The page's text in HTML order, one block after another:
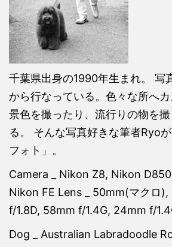
千葉県出身の1990年生まれ。 写
から行なっている。色々な所へ
景色を撮ったり、流行りの物を
る。 そんな写真好きな筆者Ryo
フォト」。
Camera _ Nikon Z8, Nikon
Nikon FE Lens _ 50mm(マクロ
f/1.8D, 58mm f/1.4G, 24mm f/
Dog _ Australian Labradoodle